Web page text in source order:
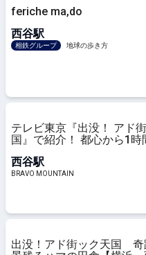
feriche ma,do
西谷駅
相鉄グループ 地球の歩き方
テレビ東京『出没！ アド
国』で紹介！ 都心から1時
下渓谷公園」散策レポ「横
ヶ谷区西谷」｜アクティビ
西谷駅
BRAVO MOUNTAIN
出没！アド街ック天国 奇